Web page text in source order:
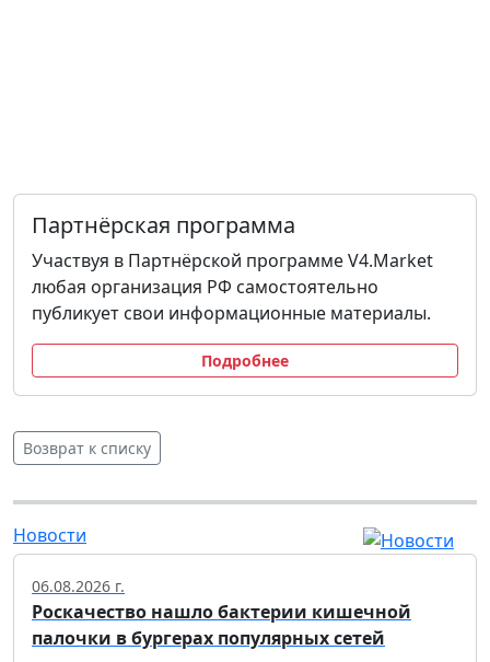
Партнёрская программа
Участвуя в Партнёрской программе V4.Market
любая организация РФ самостоятельно
публикует свои информационные материалы.
Подробнее
Возврат к списку
Новости
06.08.2026 г.
Роскачество нашло бактерии кишечной
палочки в бургерах популярных сетей